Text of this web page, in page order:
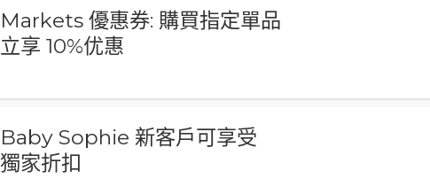
Markets 優惠券: 購買指定單品
立享 10%优惠
Baby Sophie 新客戶可享受
獨家折扣